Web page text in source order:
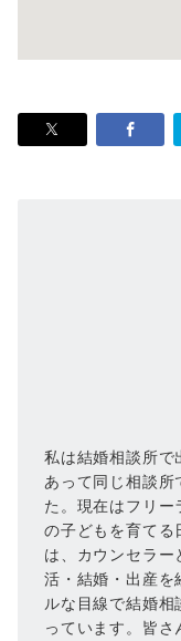
私は結婚相談所で
あって同じ相談所
た。現在はフリー
の子どもを育てる
は、カウンセラ
活・結婚・出産を
ルな目線で結婚
っています。皆さ